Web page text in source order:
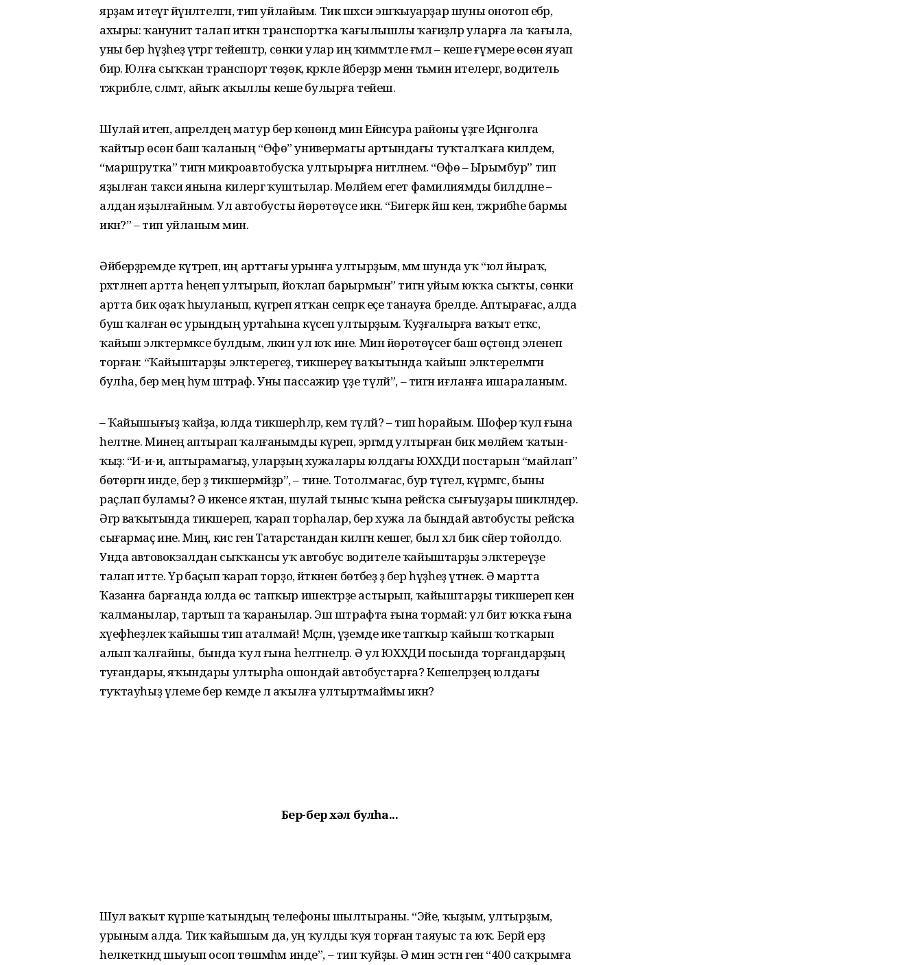
ярҙам итеүгә йүнәлтелгән, тип уйлайым. Тик шәхси эшҡыуарҙар шуны онотоп ебәрә,
ахыры: ҡануниәт талап иткән транспортҡа ҡағылышлы ҡағиҙәләр уларға ла ҡағыла,
уны бер һүҙһеҙ үтәргә тейештәр, сөнки улар иң ҡиммәтле ғәмәл – кеше ғүмере өсөн яуап
бирә. Юлға сыҡҡан транспорт төҙөк, кәрәкле әйберҙәр менән тәьмин ителергә, водитель
тәжрибәле, сәләмәт, айыҡ аҡыллы кеше булырға тейеш.
Шулай итеп, апрелдең матур бер көнөндә мин Ейәнсура райо­ны үҙәге Иҫәнғолға
ҡайтыр өсөн баш ҡаланың “Өфө” универмагы артындағы туҡталҡаға килдем,
“маршрутка” тигән микроавто­бусҡа ултырырға ниәтләнем. “Өфө – Ырымбур” тип
яҙылған такси янына килергә ҡушты­лар. Мөләйем егет фамилиямды билдәләне –
алдан яҙылғай­ным. Ул автобусты йөрөтөүсе икән. “Бигерәк йәш кенә, тәжрибә­һе бармы
икән?” – тип уйланым мин.
Әйберҙәремде күтәреп, иң арттағы урынға ултырҙым, әммә шунда уҡ “юл йыраҡ,
рәхәтләнеп артта һеңеп ултырып, йоҡлап барырмын” тигән уйым юҡҡа сыҡты, сөнки
артта бик оҙаҡ һыуланып, күгәреп ятҡан сепрәк еҫе танауға бәрелде. Аптырағас, алда
буш ҡалған өс урындың уртаһына күсеп ултырҙым. Ҡуҙғалырға ваҡыт еткәс,
ҡайыш эләктермәксе булдым, ләкин ул юҡ ине. Мин йөрөтөүсегә баш өҫтөндә эленеп
торған: “Ҡайыштарҙы эләкте­регеҙ, тикшереү ваҡытында ҡайыш эләктерелмәгән
булһа, бер мең һум штраф. Уны пассажир үҙе түләй”, – тигән иғланға ишараланым.
– Ҡайышығыҙ ҡайҙа, юлда тикшерһәләр, кем түләй? – тип һорайым. Шофер ҡул ғына
һел­тәне. Минең аптырап ҡал­ғанымды күреп, эргәмдә ултырған бик мөләйем ҡатын-
ҡыҙ: “И-и-и, аптырамағыҙ, уларҙың хужалары юлдағы ЮХХДИ постарын “майлап”
бөтөргән инде, бер ҙә тикшермәйҙәр”, – тине. Тотол­мағас, бур түгел, күрмәгәс, быны
раҫлап буламы? Ә икенсе яҡтан, шулай тыныс ҡына рейсҡа сы­ғыуҙары шикләндерә.
Әгәр ваҡытында тикшереп, ҡарап тор­һалар, бер хужа ла бындай автобусты рейсҡа
сығармаҫ ине. Миңә, кисә генә Татарстандан килгән кешегә, был хәл бик сәйер тойолдо.
Унда автовокзалдан сыҡҡансы уҡ автобус водителе ҡайыштарҙы эләктереүҙе
талап итте. Үрә баҫып ҡарап торҙо, әйткәнен бөтәбеҙ ҙә бер һүҙһеҙ үтәнек. Ә мартта
Ҡазанға бар­ғанда юлда өс тапҡыр ишектәрҙе астырып, ҡайыштарҙы тикшереп кенә
ҡалманылар, тартып та ҡара­нылар. Эш штрафта ғына тормай: ул бит юҡҡа ғына
хә­үефһеҙлек ҡайышы тип аталмай! Мәҫәлән, үҙемде ике тапҡыр ҡайыш ҡотҡарып
алып ҡалғай­ны, ә бында ҡул ғына һелтәнеләр. Ә ул ЮХХДИ посында торған­дарҙың
туғандары, яҡындары ултырһа ошондай автобустарға? Кеше­ләрҙең юлдағы
туҡтауһыҙ үлеме бер кемде лә аҡылға ултыртмаймы икән?
Бер-бер хәл булһа...
Шул ваҡыт күрше ҡатындың телефоны шылтыраны. “Эйе, ҡыҙым, ултырҙым,
урыным алда. Тик ҡайышым да, уң ҡулды ҡуя торған таяуыс та юҡ. Берәй ерҙә
һелкеткәндә шыуып осоп төш­мәһәм инде”, – тип ҡуйҙы. Ә мин эстән генә “400 саҡрымға